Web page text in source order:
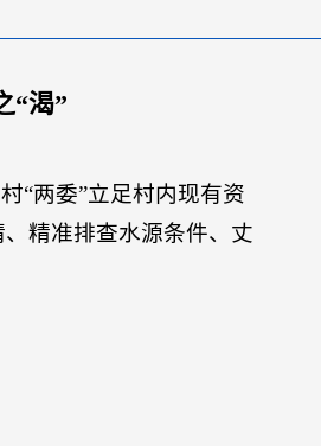
“渴”
“两委”立足村内现有资
精准排查水源条件、丈